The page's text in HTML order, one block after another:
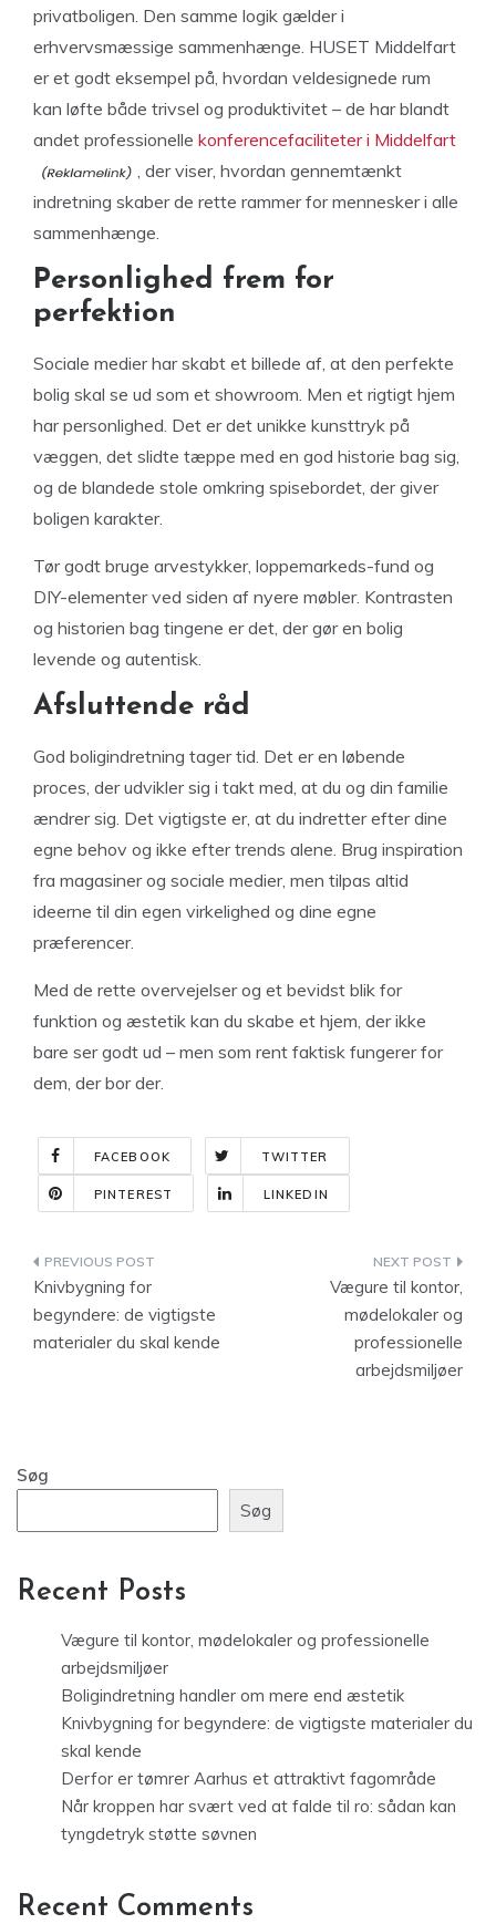
privatboligen. Den samme logik gælder i
erhvervsmæssige sammenhænge. HUSET Middelfart
er et godt eksempel på, hvordan veldesignede rum
kan løfte både trivsel og produktivitet – de har blandt
andet professionelle konferencefaciliteter i Middelfart
, der viser, hvordan gennemtænkt
indretning skaber de rette rammer for mennesker i alle
sammenhænge.
Personlighed frem for
perfektion
Sociale medier har skabt et billede af, at den perfekte
bolig skal se ud som et showroom. Men et rigtigt hjem
har personlighed. Det er det unikke kunsttryk på
væggen, det slidte tæppe med en god historie bag sig,
og de blandede stole omkring spisebordet, der giver
boligen karakter.
Tør godt bruge arvestykker, loppemarkeds-fund og
DIY-elementer ved siden af nyere møbler. Kontrasten
og historien bag tingene er det, der gør en bolig
levende og autentisk.
Afsluttende råd
God boligindretning tager tid. Det er en løbende
proces, der udvikler sig i takt med, at du og din familie
ændrer sig. Det vigtigste er, at du indretter efter dine
egne behov og ikke efter trends alene. Brug inspiration
fra magasiner og sociale medier, men tilpas altid
ideerne til din egen virkelighed og dine egne
præferencer.
Med de rette overvejelser og et bevidst blik for
funktion og æstetik kan du skabe et hjem, der ikke
bare ser godt ud – men som rent faktisk fungerer for
dem, der bor der.
FACEBOOK TWITTER
PINTEREST LINKEDIN
Indlægsnavigation
Knivbygning for
begyndere: de vigtigste
materialer du skal kende
Vægure til kontor,
mødelokaler og
professionelle
arbejdsmiljøer
Søg
Søg
Recent Posts
Vægure til kontor, mødelokaler og professionelle
arbejdsmiljøer
Boligindretning handler om mere end æstetik
Knivbygning for begyndere: de vigtigste materialer du
skal kende
Derfor er tømrer Aarhus et attraktivt fagområde
Når kroppen har svært ved at falde til ro: sådan kan
tyngdetryk støtte søvnen
Recent Comments